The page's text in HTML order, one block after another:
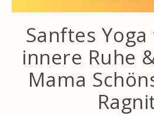
Sanftes
innere Ruhe
Mama